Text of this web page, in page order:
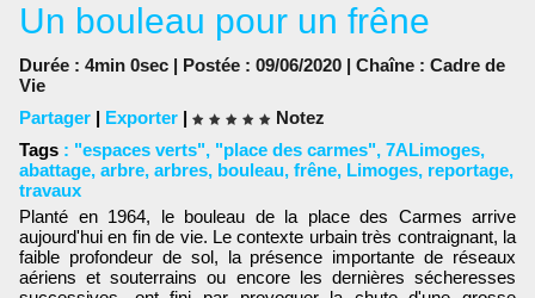
Un bouleau pour un frêne
Durée : 4min 0sec | Postée : 09/06/2020 | Chaîne : Cadre de
Vie
Partager | Exporter |
Notez
Tags : "espaces verts", "place des carmes", 7ALimoges,
abattage, arbre, arbres, bouleau, frêne, Limoges, reportage,
travaux
Planté en 1964, le bouleau de la place des Carmes arrive
aujourd'hui en fin de vie. Le contexte urbain très contraignant, la
faible profondeur de sol, la présence importante de réseaux
aériens et souterrains ou encore les dernières sécheresses